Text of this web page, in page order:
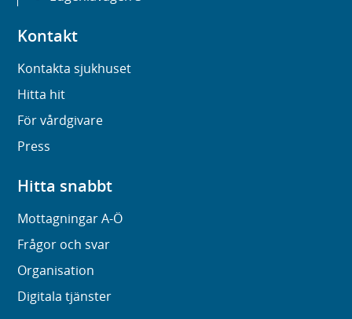
Kontakt
Kontakta sjukhuset
Hitta hit
För vårdgivare
Press
Hitta snabbt
Mottagningar A-Ö
Frågor och svar
Organisation
Digitala tjänster